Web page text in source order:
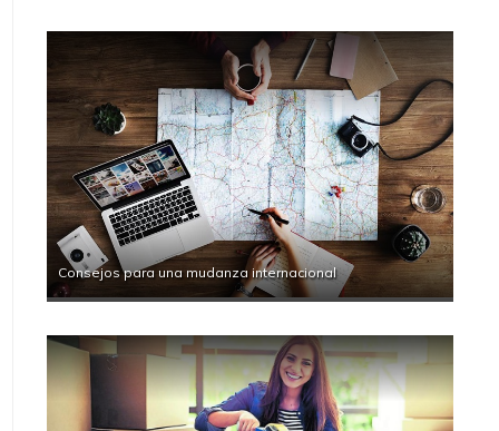
Consejos para una mudanza internacional